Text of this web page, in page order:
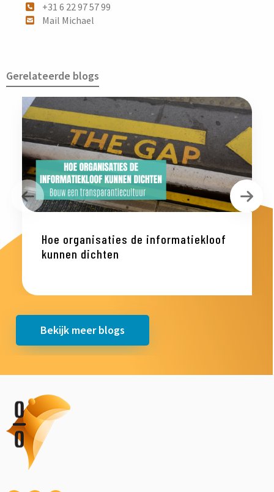
+31 6 22 97 57 99
Mail Michael
Gerelateerde blogs
Vorige
Hoe organisaties de informatiekloof
kunnen dichten
Bekijk meer blogs
Orange
Otters
logo